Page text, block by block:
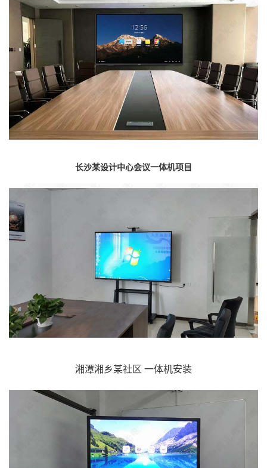
长沙某设计中心会议一体机项目
湘潭湘乡某社区 一体机安装